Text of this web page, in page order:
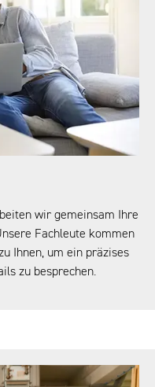
wir gemeinsam Ihre
Fachleute kommen
Ihnen, um ein präzises
zu besprechen.